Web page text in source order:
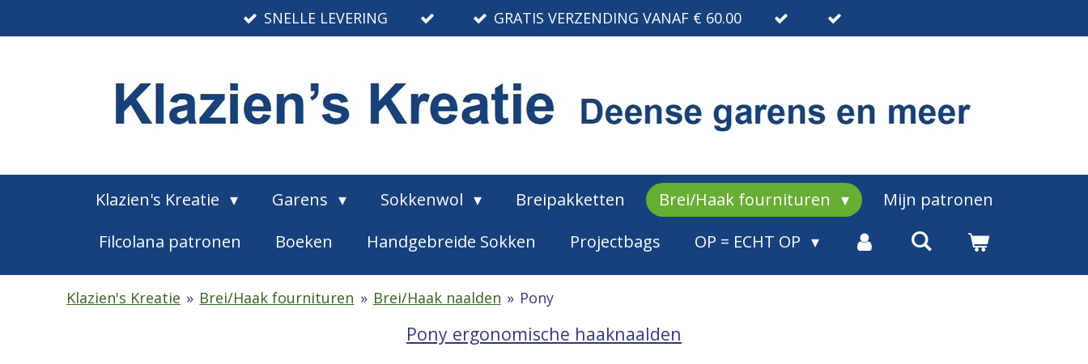
direct
SNELLE LEVERING GRATIS VERZENDING VANAF € 60.00
Klazien's Kreatie Garens Sokkenwol Breipakketten Brei/Haak fournituren
Mijn patronen
Filcolana patronen
Boeken Handgebreide Sokken Projectbags OP = ECHT OP
Klazien's Kreatie » Brei/Haak fournituren » Brei/Haak naalden » Pony
Pony ergonomische haaknaalden